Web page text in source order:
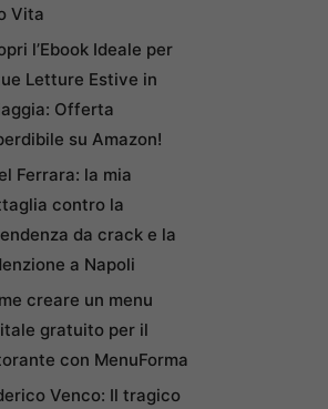
Vita
l’Ebook Ideale per
Letture Estive in
Offerta
su Amazon!
Ferrara: la mia
contro la
da crack e la
a Napoli
creare un menu
gratuito per il
con MenuForma
Venco: Il tragico